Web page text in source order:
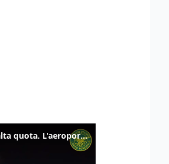
Etna, esplosioni e colate ad alta quota. L'aeroporto di Catania verso la normalità